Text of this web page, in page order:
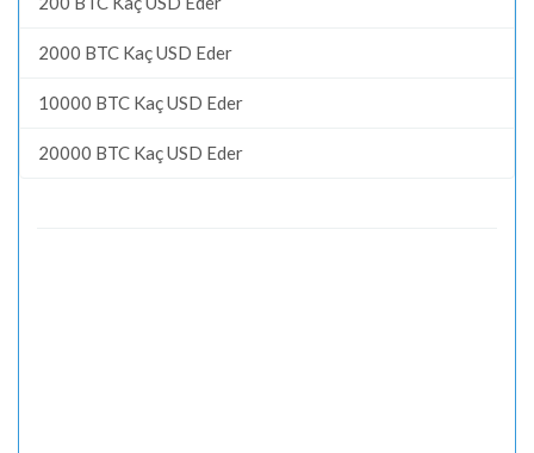
2000 BTC Kaç USD Eder
10000 BTC Kaç USD Eder
20000 BTC Kaç USD Eder